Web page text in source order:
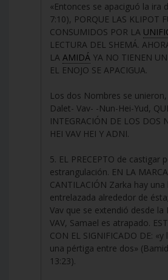
«Entonces se apaciguó la ira
7:10), PORQUE LAS KLIPOT
CONSUMIDOS POR LA
LECTURA DEL SHEMÁ.
LA AMIDÁ YA NO TIENEN
EL ENOJO SE APACIGUA.
Los dos Nombres se
Dalet- Vav- -Nun-Hei-Yud,
INTEGRACIÓN DE LOS DOS
HEI VAV HEI Y ADNI.
5. EL PRECEPTO de castigar
estrangulación. EN LA
CANTILACIÓN Zarka hay
entrelazada alrededor de
Vav que se extendió desde la
VAV, Samael es atrapado.
CON EL SIGNIFICADO DE:
una pértiga entre dos»
13:23).